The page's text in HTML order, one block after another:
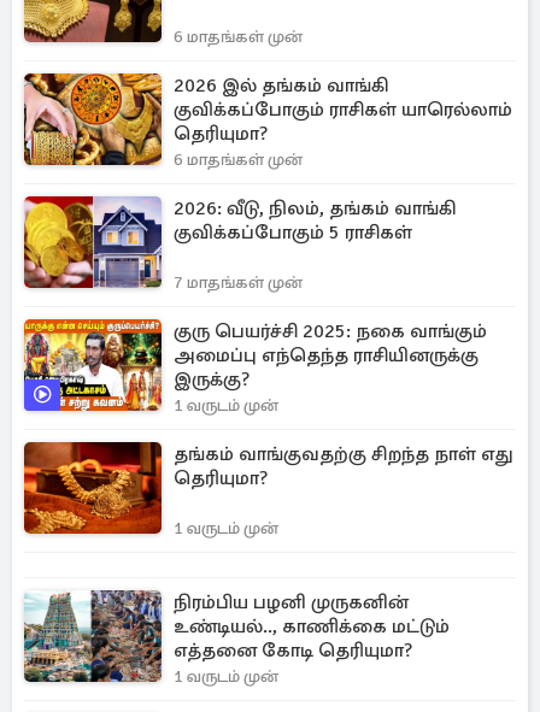
6 மாதங்கள் முன்
2026 இல் தங்கம் வாங்கி
குவிக்கப்போகும் ராசிகள் யாரெல்லாம்
தெரியுமா?
6 மாதங்கள் முன்
2026: வீடு, நிலம், தங்கம் வாங்கி
குவிக்கப்போகும் 5 ராசிகள்
7 மாதங்கள் முன்
குரு பெயர்ச்சி 2025: நகை வாங்கும்
அமைப்பு எந்தெந்த ராசியினருக்கு
இருக்கு?
1 வருடம் முன்
தங்கம் வாங்குவதற்கு சிறந்த நாள் எது
தெரியுமா?
1 வருடம் முன்
நிரம்பிய பழனி முருகனின்
உண்டியல்.., காணிக்கை மட்டும்
எத்தனை கோடி தெரியுமா?
1 வருடம் முன்